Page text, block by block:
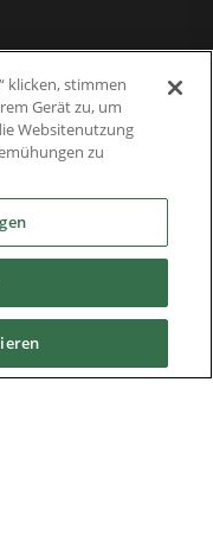
klicken, stimmen
Gerät zu, um
Websitenutzung
zu